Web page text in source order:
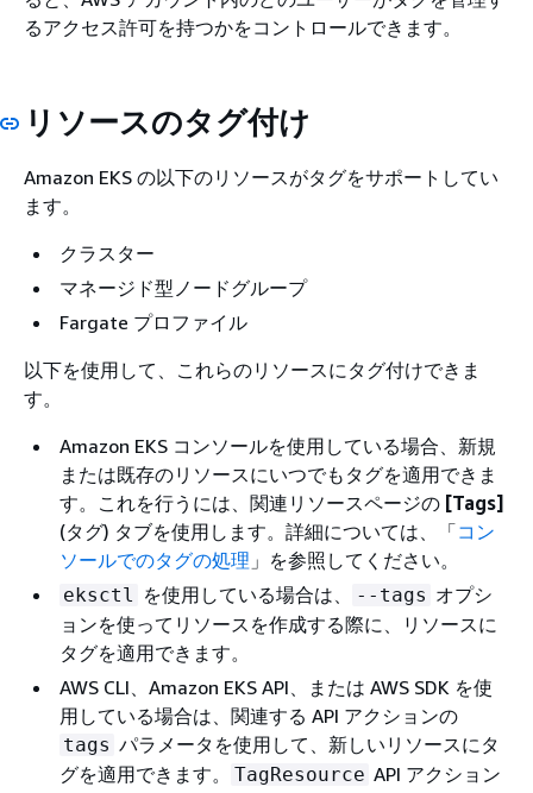
るアクセス許可を持つかをコントロールできます。
リソースのタグ付け
Amazon EKS の以下のリソースがタグをサポートしてい
ます。
クラスター
マネージド型ノードグループ
Fargate プロファイル
以下を使用して、これらのリソースにタグ付けできま
す。
Amazon EKS コンソールを使用している場合、新規
または既存のリソースにいつでもタグを適用できま
す。これを行うには、関連リソースページの [Tags]
(タグ) タブを使用します。詳細については、「コン
ソールでのタグの処理 」を参照してください。
eksctl を使用している場合は、 --tags オプシ
ョンを使ってリソースを作成する際に、リソースに
タグを適用できます。
AWS CLI、Amazon EKS API、または AWS SDK を使
用している場合は、関連する API アクションの
tags パラメータを使用して、新しいリソースにタ
グを適用できます。
TagResource API アクション